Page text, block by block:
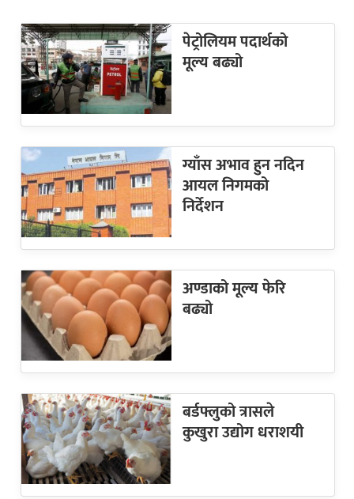
पेट्रोलियम पदार्थको
मूल्य बढ्यो
ग्याँस अभाव हुन नदिन
आयल निगमको
निर्देशन
अण्डाको मूल्य फेरि
बढ्यो
बर्डफ्लुको त्रासले
कुखुरा उद्योग धराशयी